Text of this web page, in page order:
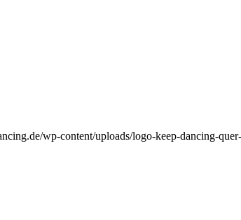
wp-content/uploads/logo-keep-dancing-